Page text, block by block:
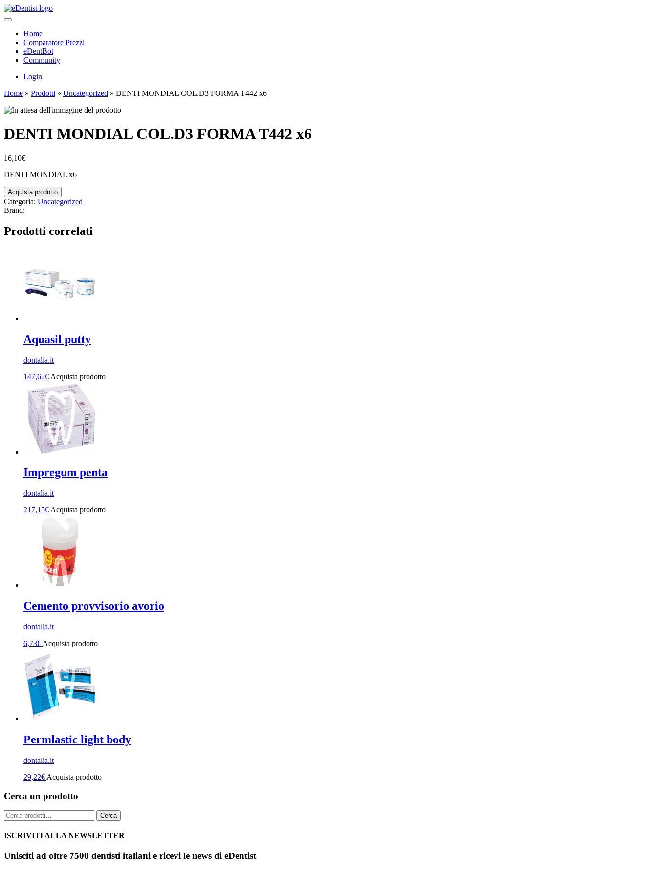
Home
Comparatore Prezzi
eDentBot
Community
Login
Home » Prodotti » Uncategorized » DENTI MONDIAL COL.D3 FORMA T442 x6
DENTI MONDIAL COL.D3 FORMA T442 x6
16,10€
DENTI MONDIAL x6
Acquista prodotto
Categoria: Uncategorized
Brand:
Prodotti correlati
Aquasil putty
dontalia.it
147,62€ Acquista prodotto
Impregum penta
dontalia.it
217,15€ Acquista prodotto
Cemento provvisorio avorio
dontalia.it
6,73€ Acquista prodotto
Permlastic light body
dontalia.it
29,22€ Acquista prodotto
Cerca un prodotto
Cerca: Cerca
ISCRIVITI ALLA NEWSLETTER
Unisciti ad oltre 7500 dentisti italiani e ricevi le news di eDentist